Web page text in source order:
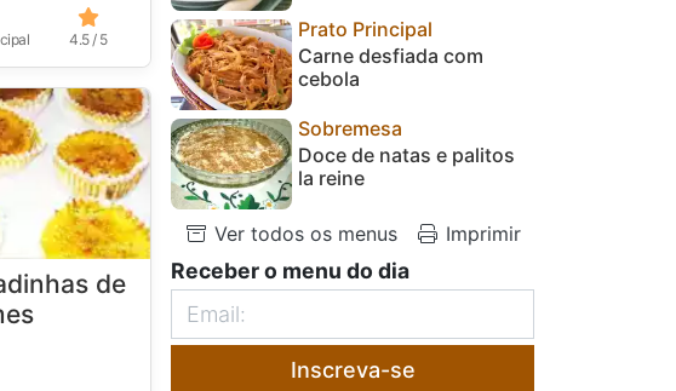
4.5 / 5
de
Prato Principal
Carne desfiada com
cebola
Sobremesa
Doce de natas e palitos
la reine
Ver todos os menus Imprimir
Receber o menu do dia
Inscreva-se